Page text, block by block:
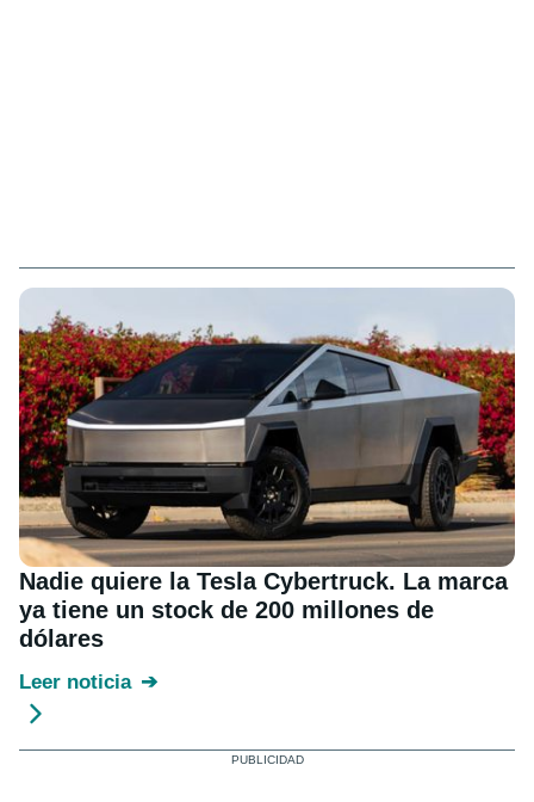
Nadie quiere la Tesla Cybertruck. La marca
ya tiene un stock de 200 millones de
dólares
Leer noticia